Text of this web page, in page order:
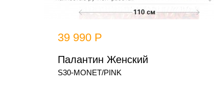
39 990 Р
Палантин Женский
S30-MONET/PINK